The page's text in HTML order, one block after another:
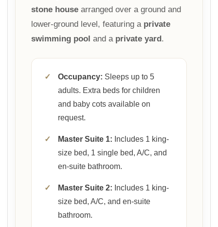
stone house arranged over a ground and
lower-ground level, featuring a private
swimming pool and a private yard.
✓ Occupancy: Sleeps up to 5
adults. Extra beds for children
and baby cots available on
request.
✓ Master Suite 1: Includes 1 king-
size bed, 1 single bed, A/C, and
en-suite bathroom.
✓ Master Suite 2: Includes 1 king-
size bed, A/C, and en-suite
bathroom.